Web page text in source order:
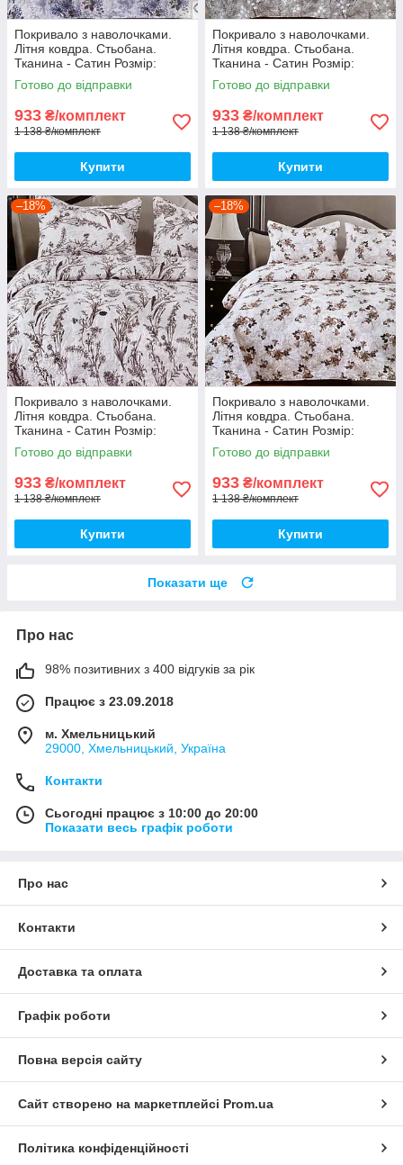
Покривало з наволочками.
Літня ковдра. Стьобана.
Тканина - Сатин Розмір:
200х230 Наволочки: 50*70
Готово до відправки
933 ₴/комплект
1 138 ₴/комплект
Купити
Покривало з наволочками.
Літня ковдра. Стьобана.
Тканина - Сатин Розмір:
200х230 Наволочки: 50*70
Готово до відправки
933 ₴/комплект
1 138 ₴/комплект
Купити
–18%
Покривало з наволочками.
Літня ковдра. Стьобана.
Тканина - Сатин Розмір:
200х230 Наволочки: 50*70
Готово до відправки
933 ₴/комплект
1 138 ₴/комплект
Купити
–18%
Покривало з наволочками.
Літня ковдра. Стьобана.
Тканина - Сатин Розмір:
200х230 Наволочки: 50*70
Готово до відправки
933 ₴/комплект
1 138 ₴/комплект
Купити
Показати ще
Про нас
98% позитивних з 400 відгуків за рік
Працює з 23.09.2018
м. Хмельницький
29000, Хмельницький, Україна
Контакти
Сьогодні працює з 10:00 до 20:00
Показати весь графік роботи
Про нас
Контакти
Доставка та оплата
Графік роботи
Повна версія сайту
Сайт створено на маркетплейсі Prom.ua
Політика конфіденційності